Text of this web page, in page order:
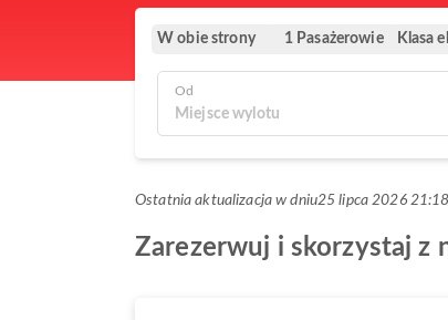
W obie strony 1 Pasażerowie Klasa
Od
Ostatnia aktualizacja w dniu25 lipca 2026
Zarezerwuj i skorzystaj z